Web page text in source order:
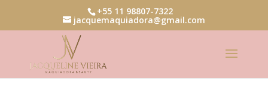
+55 11 98807-7322
jacquemaquiadora@gmail.com